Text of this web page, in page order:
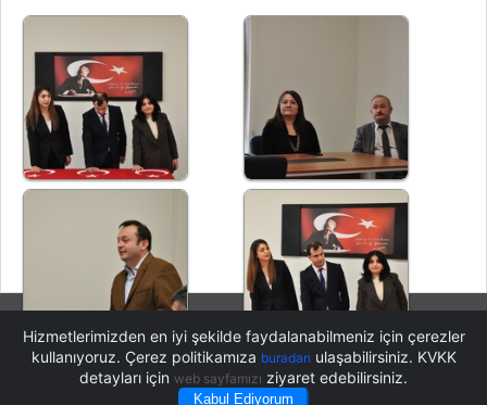
Hizmetlerimizden en iyi şekilde faydalanabilmeniz için çerezler
kullanıyoruz. Çerez politikamıza buradan ulaşabilirsiniz. KVKK
detayları için web sayfamızı ziyaret edebilirsiniz.
Kabul Ediyorum